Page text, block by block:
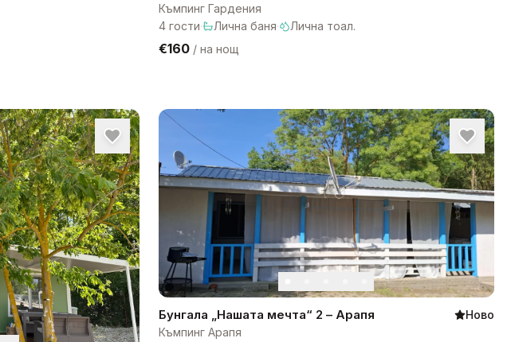
Къмпинг Гардения
4 гости· Лична баня· Лична тоал.
€160/ на нощ
Бунгала „Нашата мечта“ 2 – Арапя
Ново
Къмпинг Арапя